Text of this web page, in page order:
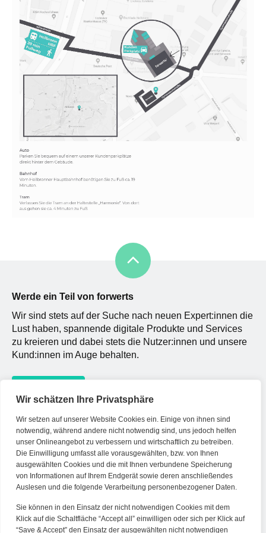
Wir schätzen Ihre Privatsphäre
Wir setzen auf unserer Website Cookies ein. Einige von ihnen sind
notwendig, während andere nicht notwendig sind, uns jedoch helfen
unser Onlineangebot zu verbessern und wirtschaftlich zu betreiben.
Die Einwilligung umfasst alle vorausgewählten, bzw. von Ihnen
ausgewählten Cookies und die mit Ihnen verbundene Speicherung
von Informationen auf Ihrem Endgerät sowie deren anschließendes
Auslesen und die folgende Verarbeitung personenbezogener Daten.
Sie können in den Einsatz der nicht notwendigen Cookies mit dem
Klick auf die Schaltfläche “Accept all” einwilligen oder sich per Klick auf
“Save & Accept” den Einsatz der ausgewählten nicht notwendigen
HN – Gymnasiumstraße 35
74072 Heilbronn
→ Anfahrtsplan Heilbronn
Datenschutzerklärung
Impressum
Werde ein Teil von forwerts
Wir sind stets auf der Suche nach neuen Expert:innen die
Lust haben, spannende digitale Produkte und Services
zu kreieren und dabei stets die Nutzer:innen und unsere
Kund:innen im Auge behalten.
Kontakt
Tel. Zentrale: +49 (69) 27273681
E-Mail: kontakt@forwerts.com
FFM – Friedensstraße 11
60311 Frankfurt am Main
→ Anfahrtsplan Frankfurt